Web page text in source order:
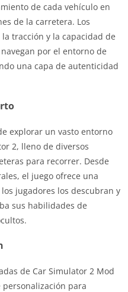
de cada vehículo en
de la carretera. Los
tracción y la capacidad de
por el entorno de
una capa de autenticidad
explorar un vasto entorno
2, lleno de diversos
para recorrer. Desde
el juego ofrece una
jugadores los descubran y
sus habilidades de
de Car Simulator 2 Mod
personalización para